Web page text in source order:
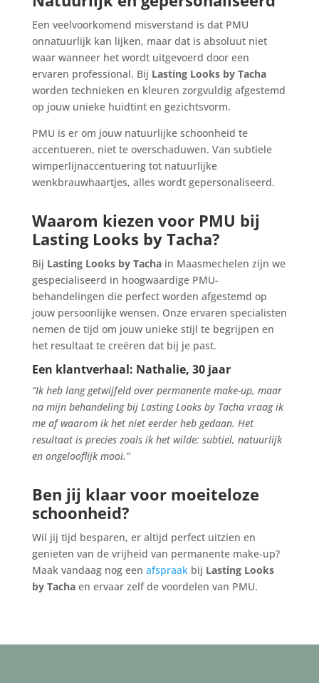
Een veelvoorkomend misverstand is dat PMU
onnatuurlijk kan lijken, maar dat is absoluut niet
waar wanneer het wordt uitgevoerd door een
ervaren professional. Bij Lasting Looks by Tacha
worden technieken en kleuren zorgvuldig afgestemd
op jouw unieke huidtint en gezichtsvorm.
PMU is er om jouw natuurlijke schoonheid te
accentueren, niet te overschaduwen. Van subtiele
wimperlijnaccentuering tot natuurlijke
wenkbrauwhaartjes, alles wordt gepersonaliseerd.
Waarom kiezen voor PMU bij
Lasting Looks by Tacha?
Bij Lasting Looks by Tachain Maasmechelen zijn we
gespecialiseerd in hoogwaardige PMU-
behandelingen die perfect worden afgestemd op
jouw persoonlijke wensen. Onze ervaren specialisten
nemen de tijd om jouw unieke stijl te begrijpen en
het resultaat te creëren dat bij je past.
Een klantverhaal: Nathalie, 30 jaar
“Ik heb lang getwijfeld over permanente make-up, maar
na mijn behandeling bij Lasting Looks by Tacha vraag ik
me af waarom ik het niet eerder heb gedaan. Het
resultaat is precies zoals ik het wilde: subtiel, natuurlijk
en ongelooflijk mooi.”
Ben jij klaar voor moeiteloze
schoonheid?
Wil jij tijd besparen, er altijd perfect uitzien en
genieten van de vrijheid van permanente make-up?
Maak vandaag nog een afspraakbij Lasting Looks
by Tachaen ervaar zelf de voordelen van PMU.